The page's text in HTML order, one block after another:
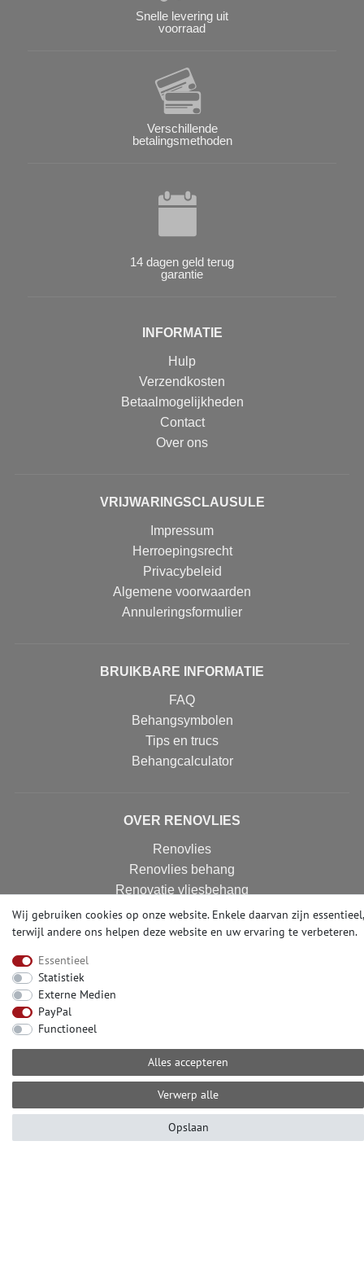
Snelle levering uit
voorraad
Verschillende
betalingsmethoden
14 dagen geld terug
garantie
INFORMATIE
Hulp
Verzendkosten
Betaalmogelijkheden
Contact
Over ons
VRIJWARINGSCLAUSULE
Impressum
Herroepingsrecht
Privacybeleid
Algemene voorwaarden
Annuleringsformulier
BRUIKBARE INFORMATIE
FAQ
Behangsymbolen
Tips en trucs
Behangcalculator
OVER RENOVLIES
Renovlies
Renovlies behang
Renovatie vliesbehang
Renovatievlies
Hulp nodig? Bel ons op het nummer:
van 10.00 tot 16.00 uur (MET)
E-mail: info@profhome.nl
Wij gebruiken cookies op onze website. Enkele daarvan zijn essentieel,
terwijl andere ons helpen deze website en uw ervaring te verbeteren.
Essentieel
Statistiek
Externe Medien
PayPal
Functioneel
Alles accepteren
Verwerp alle
Opslaan